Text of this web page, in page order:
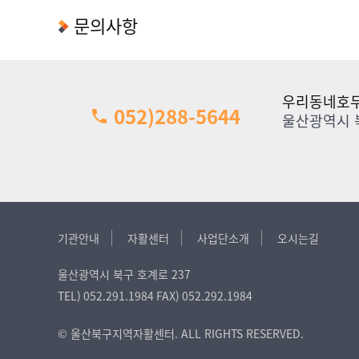
문의사항
052)288-5644
우리동네호
울산광역시
기관안내 자활센터 사업단소개 오시는길
울산광역시 북구 호계로 237
TEL) 052.291.1984 FAX) 052.292.1984
© 울산북구지역자활센터. ALL RIGHTS RESERVED.